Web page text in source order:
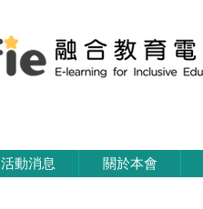
活動消息 關於本會